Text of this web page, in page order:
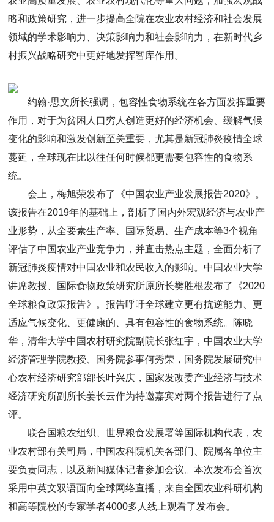
略和政策研究，进一步提高全院在农业农村经济和社会发展
领域的学术影响力、决策影响力和社会影响力，在新时代乡
村振兴战略研究中更好地发挥智库作用。
约翰·思文所长强调，包容性食物系统在各方面发挥重要
作用，对于为贫困人口穷人创造更好的经济机会、缓解气候
变化的影响和激发创新至关重要，尤其是新冠肺炎疫情全球
蔓延，全球现在比以往任何时候都更需要包容性的食物系
统。
会上，梅旭荣发布了《中国农业产业发展报告2020》。
该报告在2019年的基础上，剖析了国内外宏观经济与农业产
业形势，从全要素生产率、国际贸易、生产成本等3个视角
评估了中国农业产业竞争力，并直击热点主题，全面分析了
新冠肺炎疫情对中国农业和农民收入的影响。中国农业大学
讲席教授、国际食物政策研究所原所长樊胜根发布了《2020
全球粮食政策报告》。报告呼吁全球建立更有抗逆能力、更
适应气候变化、更健康的、具有包容性的食物系统。陈晓
华，清华大学中国农村研究院副院长张红宇，中国农业大学
经济管理学院教授、国务院参事何秀荣，国务院发展研究中
心农村经济研究部部长叶兴庆，国家发改委产业经济与技术
经济研究所副所长姜长云作为特邀嘉宾对两个报告进行了点
评。
联合国粮农组织、世界粮食发展署等国际机构代表，农
业农村部有关司局，中国农科院机关各部门、院属各单位主
要负责同志，以及新闻媒体记者参加会议。本次发布会首次
采用中英文双语面向全球网络直播，来自全国农业科研机构
和高等院校的专家学者4000多人线上观看了发布会。